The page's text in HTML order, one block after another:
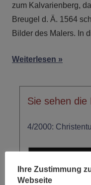
zum Kalvarienberg,
Breugel d. Ä. 1564
Bilder des Malers. In
Weiterlesen
Sie sehen die
4/2000:
Ihre Zustimmung
Webseite